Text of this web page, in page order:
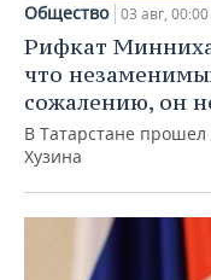
Общество 03 авг, 00:00
Рифкат
что
сожалению, он
В Татарстане
Хузина